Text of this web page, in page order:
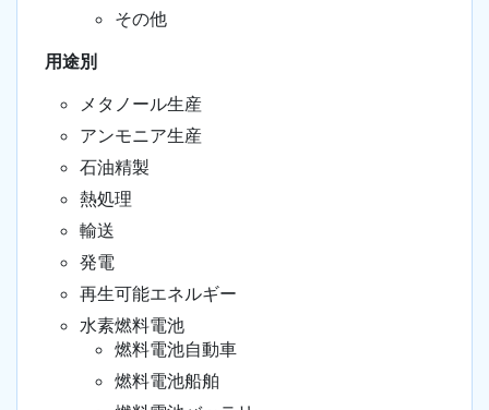
その他
用途別
メタノール生産
アンモニア生産
石油精製
熱処理
輸送
発電
再生可能エネルギー
水素燃料電池
燃料電池自動車
燃料電池船舶